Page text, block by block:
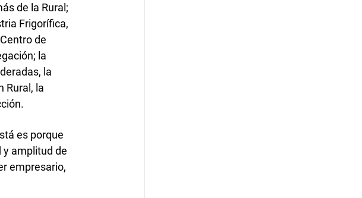
de la Rural;
Frigorífica,
de
la
la
Rural, la
es porque
y amplitud de
empresario,